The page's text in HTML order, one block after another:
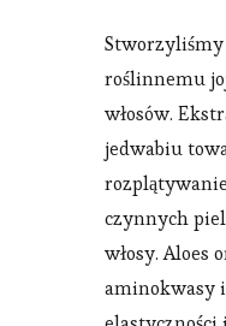
Stworzyliśmy
roślinnemu
włosów.
jedwabiu
czynnych
włosy. Aloes
aminokwasy i